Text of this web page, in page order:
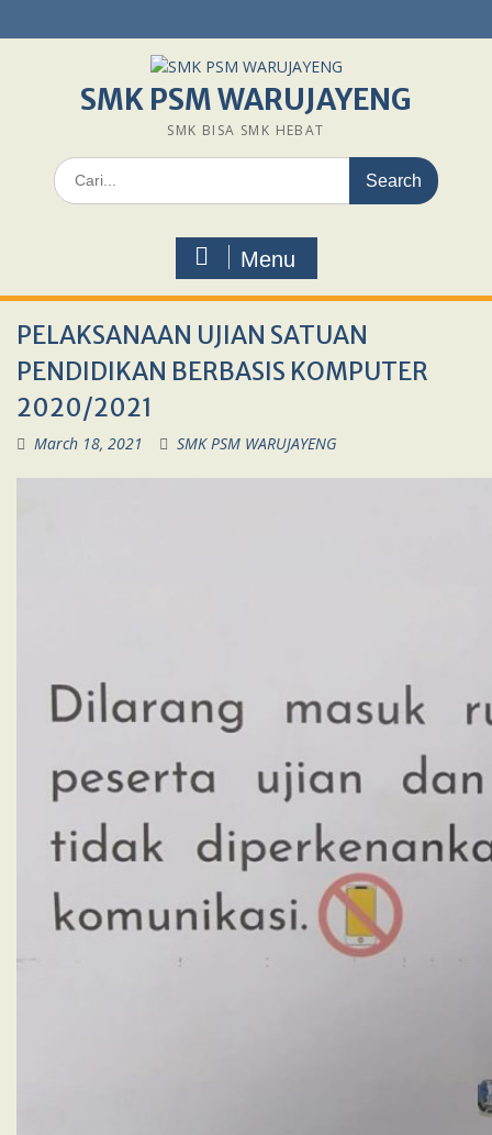
to
SMK PSM WARUJAYENG
SMK BISA SMK HEBAT
Search
for:
Menu
PELAKSANAAN UJIAN SATUAN
PENDIDIKAN BERBASIS KOMPUTER
2020/2021
March 18, 2021 SMK PSM WARUJAYENG